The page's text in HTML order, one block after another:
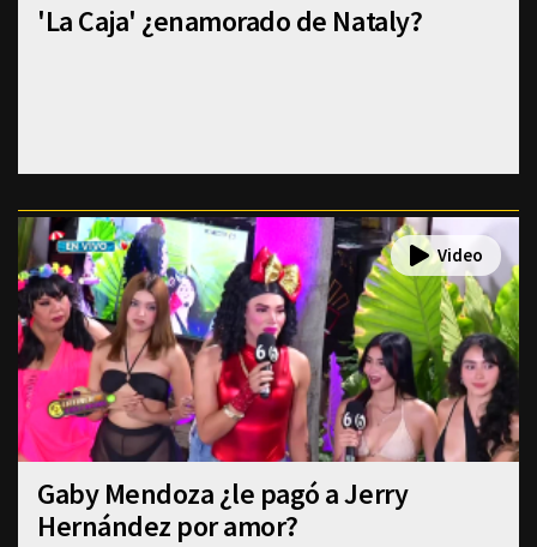
'La Caja' ¿enamorado de Nataly?
Gaby Mendoza ¿le pagó a Jerry
Hernández por amor?